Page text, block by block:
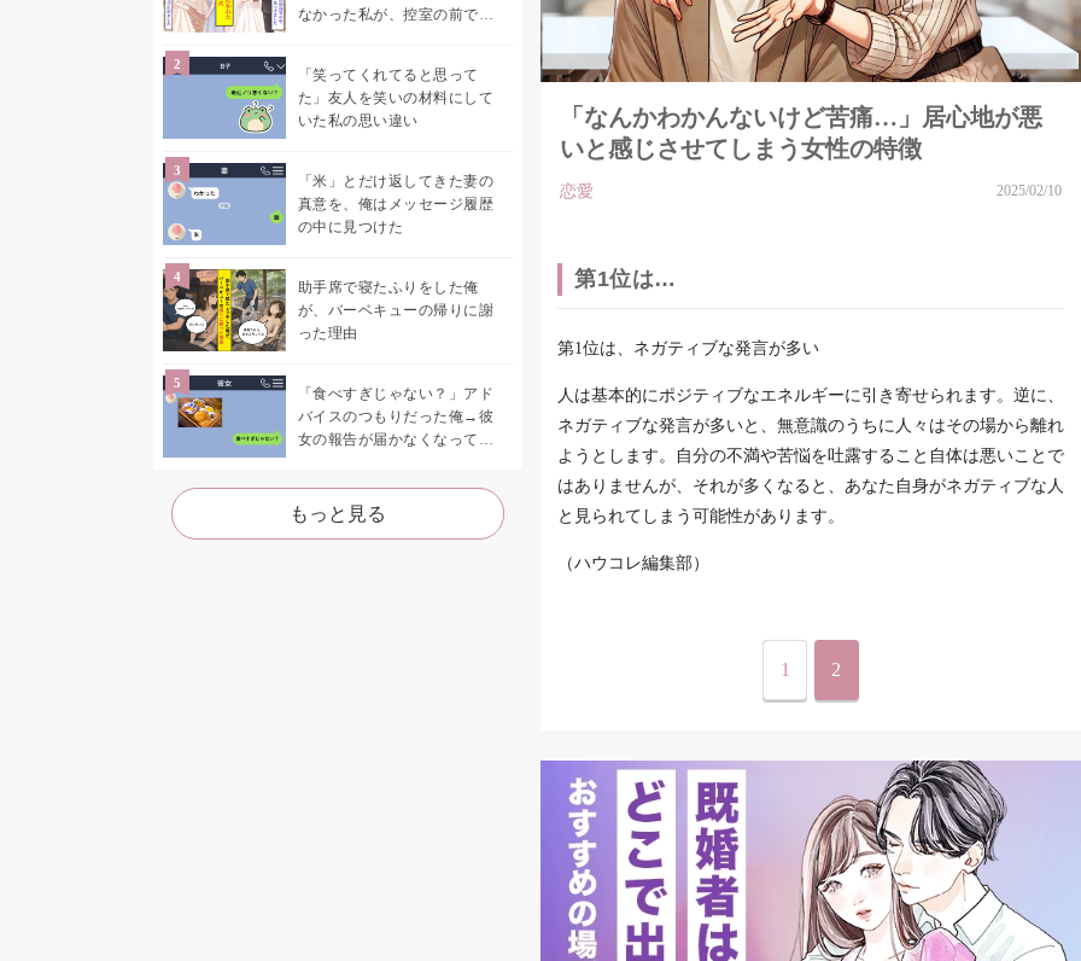
なかった私が、控室の前で彼
「笑ってくれてると思って
た」友人を笑いの材料にして
いた私の思い違い
「米」とだけ返してきた妻の
真意を、俺はメッセージ履歴
の中に見つけた
助手席で寝たふりをした俺
が、バーベキューの帰りに謝
った理由
「食べすぎじゃない？」アド
バイスのつもりだった俺→彼
女の報告が届かなくなって、
た
もっと見る
「なんかわかんないけど苦痛…」居心地が悪
いと感じさせてしまう女性の特徴
恋愛 2025/02/10
第1位は…
第1位は、ネガティブな発言が多い
人は基本的にポジティブなエネルギーに引き寄せられます。逆に、
ネガティブな発言が多いと、無意識のうちに人々はその場から離れ
ようとします。自分の不満や苦悩を吐露すること自体は悪いことで
はありませんが、それが多くなると、あなた自身がネガティブな人
と見られてしまう可能性があります。
（ハウコレ編集部）
1 2